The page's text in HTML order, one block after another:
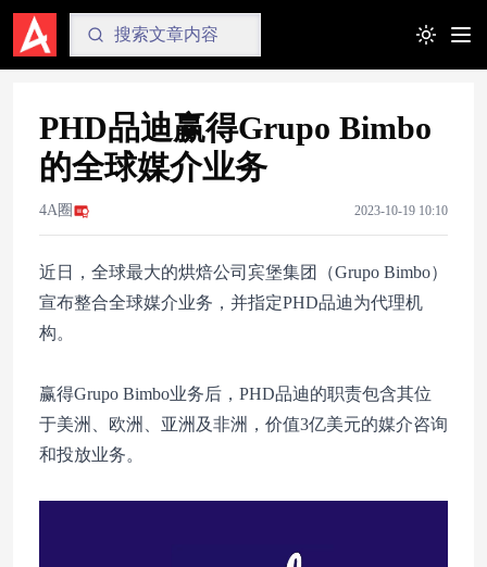
Toggle
PHD品迪赢得Grupo Bimbo
的全球媒介业务
4A圈 2023-10-19 10:10
近日，全球最大的烘焙公司宾堡集团（Grupo Bimbo）
宣布整合全球媒介业务，并指定PHD品迪为代理机
构。
赢得Grupo Bimbo业务后，PHD品迪的职责包含其位
于美洲、欧洲、亚洲及非洲，价值3亿美元的媒介咨询
和投放业务。